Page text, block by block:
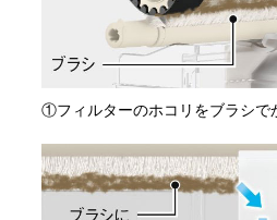
①フィルターのホコリをブラシで